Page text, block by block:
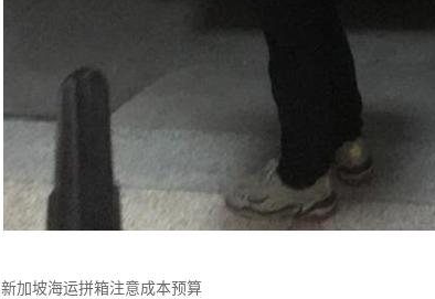
新加坡海运拼箱注意成本预算